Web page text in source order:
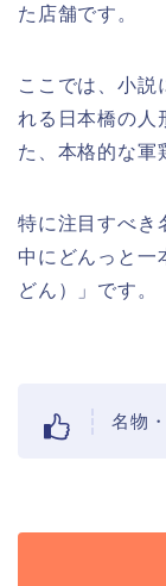
た店舗です。
ここでは、小説
れる日本橋の人
た、本格的な軍
特に注目すべき
中にどんっと一
どん）」です。
名物